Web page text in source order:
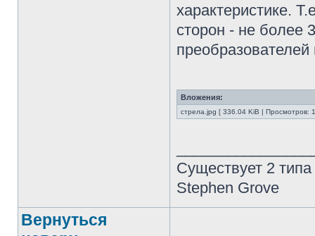
характеристике.
сторон - не более
Вложения:
стрела.jpg [ 336.04 KiB | Просмотров:
Существует 2
Stephen Grove
Вернуться